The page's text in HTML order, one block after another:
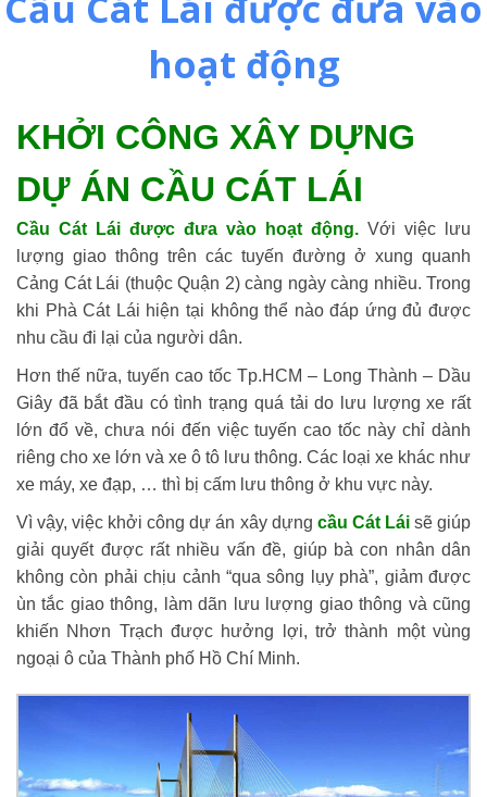
hoạt động
KHỞI CÔNG XÂY DỰNG
DỰ ÁN CẦU CÁT LÁI
Cầu Cát Lái được đưa vào hoạt động. Với việc lưu
lượng giao thông trên các tuyến đường ở xung quanh
Cảng Cát Lái (thuộc Quận 2) càng ngày càng nhiều. Trong
khi Phà Cát Lái hiện tại không thể nào đáp ứng đủ được
nhu cầu đi lại của người dân.
Hơn thế nữa, tuyến cao tốc Tp.HCM – Long Thành – Dầu
Giây đã bắt đầu có tình trạng quá tải do lưu lượng xe rất
lớn đổ về, chưa nói đến việc tuyến cao tốc này chỉ dành
riêng cho xe lớn và xe ô tô lưu thông. Các loại xe khác như
xe máy, xe đạp, … thì bị cấm lưu thông ở khu vực này.
Vì vậy, việc khởi công dự án xây dựng cầu Cát Lái sẽ giúp
giải quyết được rất nhiều vấn đề, giúp bà con nhân dân
không còn phải chịu cảnh “qua sông lụy phà”, giảm được
ùn tắc giao thông, làm dãn lưu lượng giao thông và cũng
khiến Nhơn Trạch được hưởng lợi, trở thành một vùng
ngoại ô của Thành phố Hồ Chí Minh.